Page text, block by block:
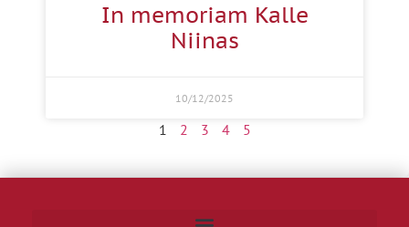
In memoriam Kalle
Niinas
10/12/2025
1 2 3 4 5